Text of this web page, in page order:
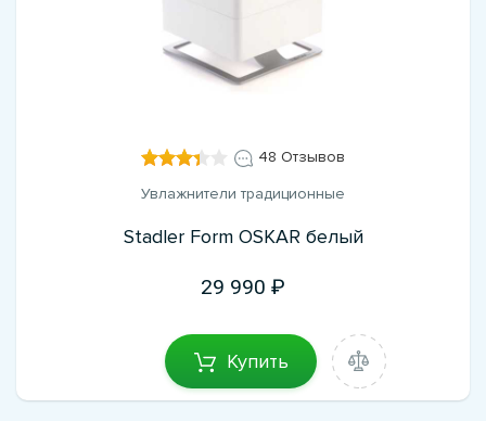
48 Отзывов
Увлажнители традиционные
Stadler Form OSKAR белый
29 990
Купить